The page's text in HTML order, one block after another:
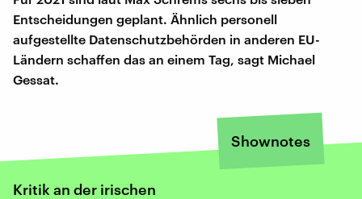
Entscheidungen geplant. Ähnlich personell
aufgestellte Datenschutzbehörden in anderen EU-
Ländern schaffen das an einem Tag, sagt Michael
Gessat.
Shownotes
Kritik an der irischen